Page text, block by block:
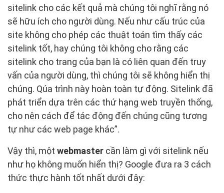
sitelink cho các kết quả mà chúng tôi nghĩ rằng nó
sẽ hữu ích cho người dùng. Nếu như cấu trúc của
site không cho phép các thuật toán tìm thấy các
sitelink tốt, hay chúng tôi không cho rằng các
sitelink cho trang của bạn là có liên quan đến truy
vấn của người dùng, thì chúng tôi sẽ không hiển thị
chúng. Qúa trình này hoàn toàn tự động. Sitelink đã
phát triển dựa trên các thứ hạng web truyền thống,
cho nên cách để tác động đến chúng cũng tương
tự như các web page khác”.
Vậy thì, một webmaster cần làm gì với sitelink nếu
như họ không muốn hiển thị? Google đưa ra 3 cách
thức thực hành tốt nhất dưới đây: